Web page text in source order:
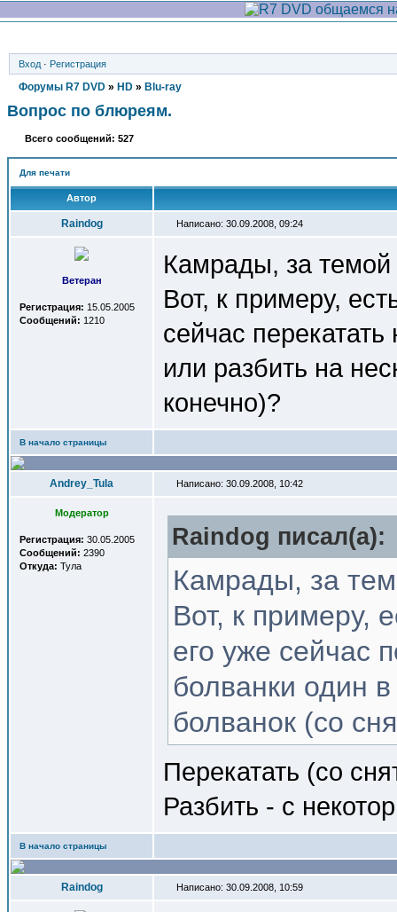
Вход · Регистрация
Форумы R7 DVD » HD » Blu-ray
Вопрос по блюреям.
Всего сообщений: 527
Для печати
Автор
Raindog Написано: 30.09.2008, 09:24
Ветеран
Регистрация: 15.05.2005
Сообщений: 1210
Камрады, за темой
Вот, к примеру,
сейчас
или разбить на
конечно)?
В начало страницы
Andrey_Tula Написано: 30.09.2008, 10:42
Модератор
Регистрация: 30.05.2005
Сообщений: 2390
Откуда: Тула
Raindog писал(a):
Камрады, за
Вот, к примеру,
его уже сейчас
болванки один
болванок (со
Перекатать (со
Разбить - с
В начало страницы
Raindog Написано: 30.09.2008, 10:59